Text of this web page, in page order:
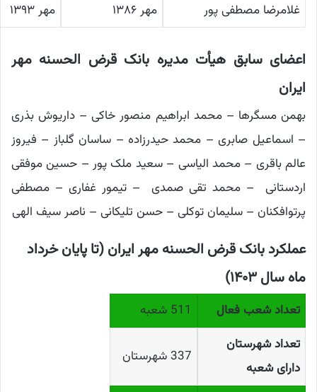
غلامرضا مصطفی پور
مهر ۱۳۸۶ مهر ۱۳۹۳
اعضای سابق هیأت مدیره بانک قرض الحسنه مهر
ایران
بهمن مسگرها – محمد ابراهیم منصور خاکی – داریوش بذری
– اسماعیل صابری – محمد حیدرزاده – ساسان گلباز – فیروز
عالم باقری – محمد الیاسی – سعید ملک پور – حسین موفقی
اردستانی – محمد تقی صمدی – تیمور غفاری – مصطفی
پرتوافکنان – سلیمان توکلی – حسن تلیکانی – ناصر سیف الهی
عملکرد بانک قرض الحسنه مهر ایران (تا پایان خرداد
ماه سال ۱۴۰۳)
تعداد شعب فعال
511 شعبه
تعداد شهرستان
دارای شعبه
337 شهرستان